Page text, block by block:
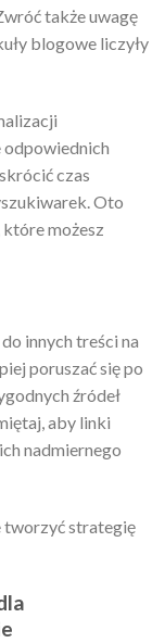
także uwagę
blogowe liczyły
odpowiednich
czas
Oto
, które możesz
innych treści na
poruszać się po
źródeł
aby linki
nadmiernego
tworzyć strategię